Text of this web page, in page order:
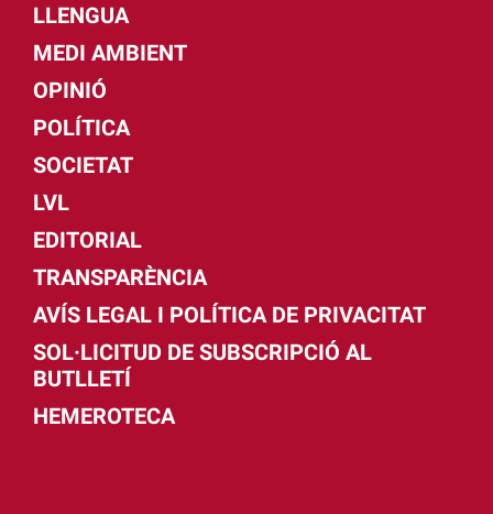
LLENGUA
MEDI AMBIENT
OPINIÓ
POLÍTICA
SOCIETAT
LVL
EDITORIAL
TRANSPARÈNCIA
AVÍS LEGAL I POLÍTICA DE PRIVACITAT
SOL·LICITUD DE SUBSCRIPCIÓ AL
BUTLLETÍ
HEMEROTECA